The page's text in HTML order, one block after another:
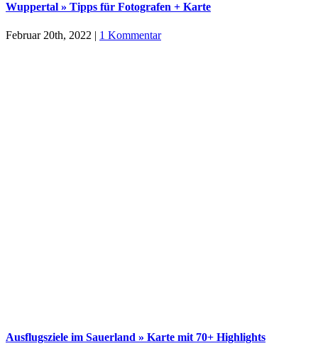
Wuppertal » Tipps für Fotografen + Karte
Februar 20th, 2022 | 1 Kommentar
Ausflugsziele im Sauerland » Karte mit 70+ Highlights